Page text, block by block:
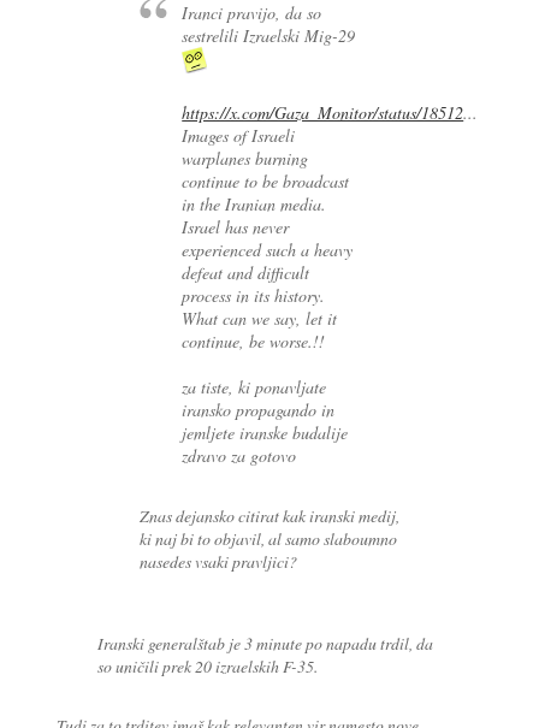
Iranci pravijo, da so
sestrelili Izraelski Mig-29
https://x.com/Gaza_Monitor/status/18512...
Images of Israeli
warplanes burning
continue to be broadcast
in the Iranian media.
Israel has never
experienced such a heavy
defeat and difficult
process in its history.
What can we say, let it
continue, be worse.!!
za tiste, ki ponavljate
iransko propagando in
jemljete iranske budalije
zdravo za gotovo
Znas dejansko citirat kak iranski medij,
ki naj bi to objavil, al samo slaboumno
nasedes vsaki pravljici?
Iranski generalštab je 3 minute po napadu trdil, da
so uničili prek 20 izraelskih F-35.